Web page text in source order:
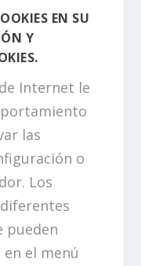
EN SU
Y
Internet le
las
o
Los
pueden
el menú